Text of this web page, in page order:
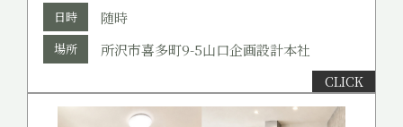
日時 随時
場所 所沢市喜多町9-5山口企画設計本社